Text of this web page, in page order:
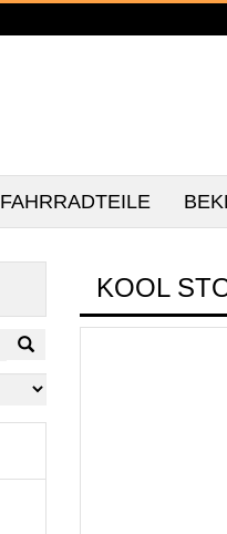
FAHRRADTEILE
KOOL